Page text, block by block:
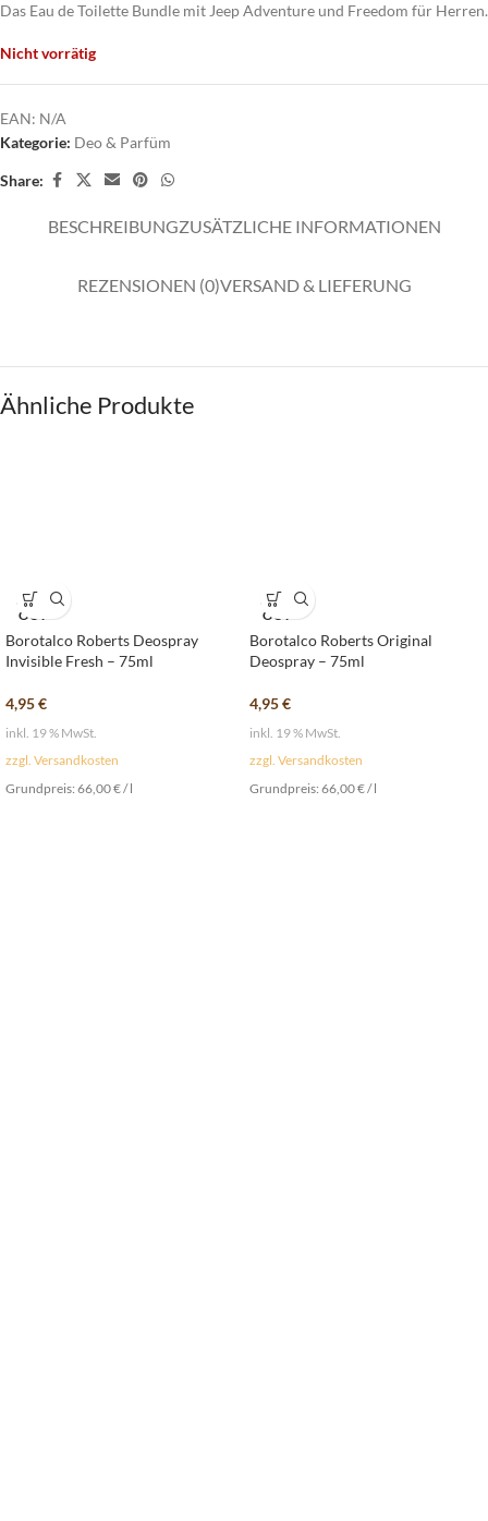
Das Eau de Toilette Bundle mit Jeep Adventure und Freedom für Herren.
Nicht vorrätig
EAN: N/A
Kategorie: Deo & Parfüm
Share:
BESCHREIBUNGZUSÄTZLICHE INFORMATIONEN
REZENSIONEN (0)VERSAND & LIEFERUNG
Ähnliche Produkte
SOLD
OUT
Borotalco Roberts Deospray
Invisible Fresh – 75ml
4,95€
inkl. 19 % MwSt.
zzgl. Versandkosten
Grundpreis: 66,00€/l
SOLD
OUT
Borotalco Roberts Original
Deospray – 75ml
4,95€
inkl. 19 % MwSt.
zzgl. Versandkosten
Grundpreis: 66,00€/l